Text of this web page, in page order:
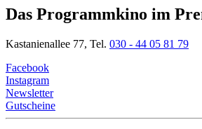
Das Programmkino im
Kastanienallee 77, Tel. 030 - 44 05 81 79
Facebook
Instagram
Newsletter
Gutscheine